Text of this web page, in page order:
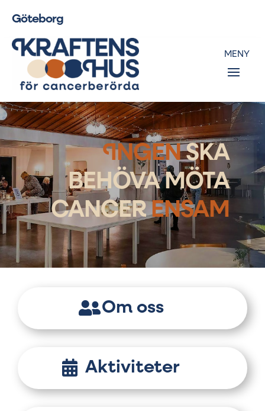
Göteborg
INGENSKA
BEHÖVA MÖTA
CANCERENSAM
Om oss
Aktiviteter